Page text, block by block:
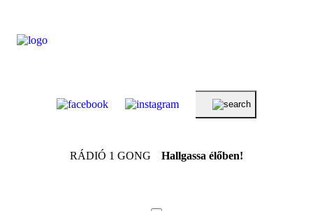
RÁDIÓ 1 GONG Hallgassa élőben!